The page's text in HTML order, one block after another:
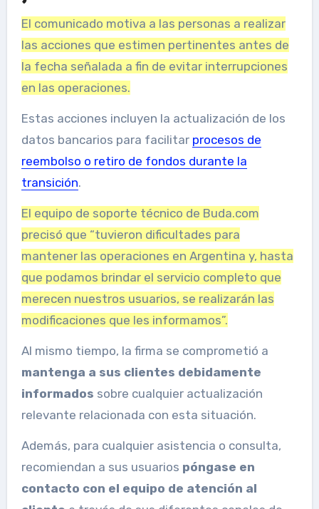
El comunicado motiva a las personas a realizar
las acciones que estimen pertinentes antes de
la fecha señalada a fin de evitar interrupciones
en las operaciones.
Estas acciones incluyen la actualización de los
datos bancarios para facilitar procesos de
reembolso o retiro de fondos durante la
transición.
El equipo de soporte técnico de Buda.com
precisó que “tuvieron dificultades para
mantener las operaciones en Argentina y, hasta
que podamos brindar el servicio completo que
merecen nuestros usuarios, se realizarán las
modificaciones que les informamos”.
Al mismo tiempo, la firma se comprometió a
mantenga a sus clientes debidamente
informados sobre cualquier actualización
relevante relacionada con esta situación.
Además, para cualquier asistencia o consulta,
recomiendan a sus usuarios póngase en
contacto con el equipo de atención al